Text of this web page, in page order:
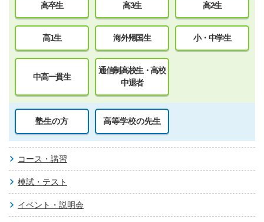
高卒生 高3生 高2生
高1生 海外帰国生 小・中学生
中高一貫生
通信制高校生・高校
中退者
塾生の方 高等学校の先生
コース・講習
模試・テスト
イベント・説明会